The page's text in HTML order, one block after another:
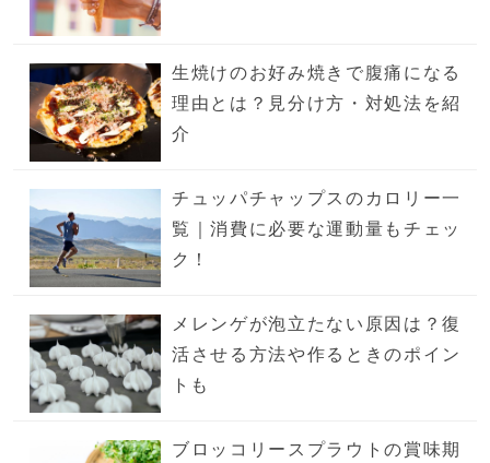
生焼けのお好み焼きで腹痛になる
理由とは？見分け方・対処法を紹
介
チュッパチャップスのカロリー一
覧｜消費に必要な運動量もチェッ
ク！
メレンゲが泡立たない原因は？復
活させる方法や作るときのポイン
トも
ブロッコリースプラウトの賞味期